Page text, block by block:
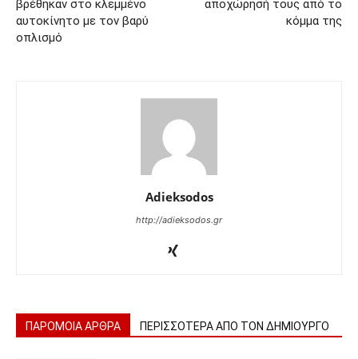
βρέθηκαν στο κλεμμένο
αυτοκίνητο με τον βαρύ
οπλισμό
αποχώρησή τους από το
κόμμα της
Adieksodos
http://adieksodos.gr
ΠΑΡΟΜΟΙΑ ΑΡΘΡΑ ΠΕΡΙΣΣΟΤΕΡΑ ΑΠΟ ΤΟΝ ΔΗΜΙΟΥΡΓΟ